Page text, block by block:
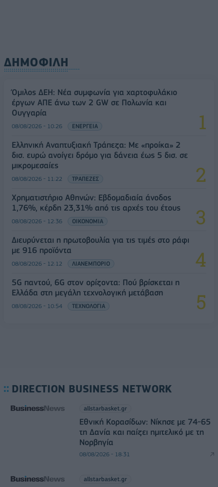
ΔΗΜΟΦΙΛΗ
Όμιλος ΔΕΗ: Νέα συμφωνία για χαρτοφυλάκιο
έργων ΑΠΕ άνω των 2 GW σε Πολωνία και
Ουγγαρία
08/08/2026 - 10:26 ΕΝΕΡΓΕΙΑ
Ελληνική Αναπτυξιακή Τράπεζα: Με «προίκα» 2
δισ. ευρώ ανοίγει δρόμο για δάνεια έως 5 δισ. σε
μικρομεσαίες
08/08/2026 - 11:22 ΤΡΑΠΕΖΕΣ
Χρηματιστήριο Αθηνών: Εβδομαδιαία άνοδος
1,76%, κέρδη 23,31% από τις αρχές του έτους
08/08/2026 - 12:36 ΟΙΚΟΝΟΜΙΑ
Διευρύνεται η πρωτοβουλία για τις τιμές στο ράφι
με 916 προϊόντα
08/08/2026 - 12:12 ΛΙΑΝΕΜΠΟΡΙΟ
5G παντού, 6G στον ορίζοντα: Πού βρίσκεται η
Ελλάδα στη μεγάλη τεχνολογική μετάβαση
08/08/2026 - 10:54 ΤΕΧΝΟΛΟΓΙΑ
DIRECTION BUSINESS NETWORK
allstarbasket.gr
Εθνική Κορασίδων: Νίκησε με 74-65
τη Δανία και παίζει ημιτελικό με τη
Νορβηγία
08/08/2026 - 18:31
allstarbasket.gr